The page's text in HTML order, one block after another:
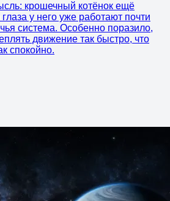
крошечный котёнок ещё
у него уже работают почти
система. Особенно поразило,
движение так быстро, что
спокойно.